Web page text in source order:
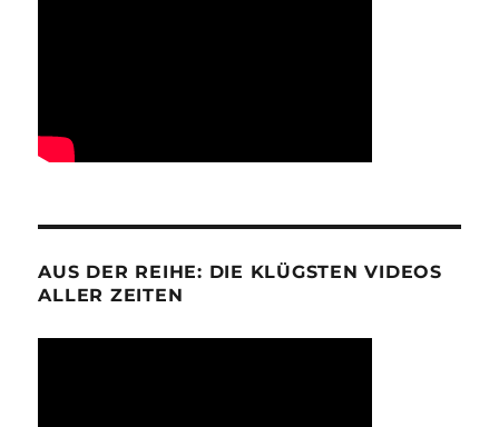
AUS DER REIHE: DIE KLÜGSTEN VIDEOS
ALLER ZEITEN